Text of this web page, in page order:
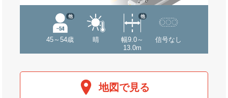
45～54歳
他
晴
幅9.0～
13.0m
他
信号なし
地図で見る